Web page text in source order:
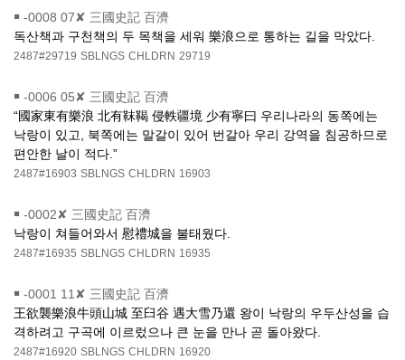
￭ -0008 07✘ 三國史記 百濟
독산책과 구천책의 두 목책을 세워 樂浪으로 통하는 길을 막았다.
2487#29719 SBLNGS CHLDRN 29719
￭ -0006 05✘ 三國史記 百濟
“國家東有樂浪 北有靺鞨 侵軼疆境 少有寧曰 우리나라의 동쪽에는
낙랑이 있고, 북쪽에는 말갈이 있어 번갈아 우리 강역을 침공하므로
편안한 날이 적다.”
2487#16903 SBLNGS CHLDRN 16903
￭ -0002✘ 三國史記 百濟
낙랑이 쳐들어와서 慰禮城을 불태웠다.
2487#16935 SBLNGS CHLDRN 16935
￭ -0001 11✘ 三國史記 百濟
王欲襲樂浪牛頭山城 至臼谷 遇大雪乃還 왕이 낙랑의 우두산성을 습
격하려고 구곡에 이르렀으나 큰 눈을 만나 곧 돌아왔다.
2487#16920 SBLNGS CHLDRN 16920